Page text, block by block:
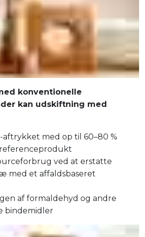
konventionelle
kan udskiftning med
aftrykket med op til 60–80 %
ved at erstatte
med et affaldsbaseret
af formaldehyd og andre
bindemidler